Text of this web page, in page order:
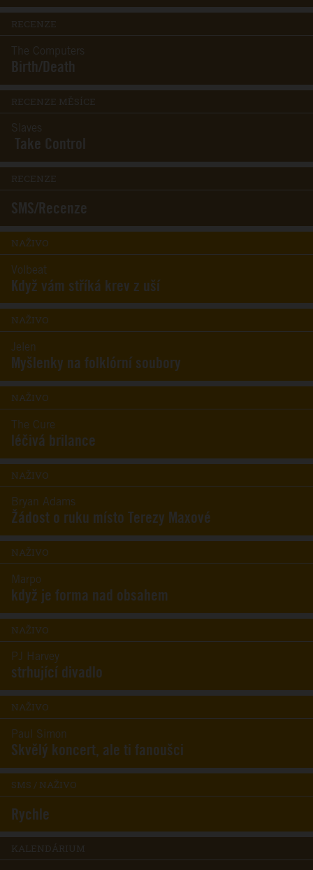
RECENZE
The Computers
Birth/Death
RECENZE MĚSÍCE
Slaves
Take Control
RECENZE
SMS/Recenze
NAŽIVO
Volbeat
Když vám stříká krev z uší
NAŽIVO
Jelen
Myšlenky na folklórní soubory
NAŽIVO
The Cure
léčivá brilance
NAŽIVO
Bryan Adams
Žádost o ruku místo Terezy Maxové
NAŽIVO
Marpo
když je forma nad obsahem
NAŽIVO
PJ Harvey
strhující divadlo
NAŽIVO
Paul Simon
Skvělý koncert, ale ti fanoušci
SMS / NAŽIVO
Rychle
KALENDÁRIUM